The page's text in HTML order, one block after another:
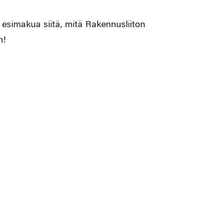
siitä, mitä Rakennusliiton